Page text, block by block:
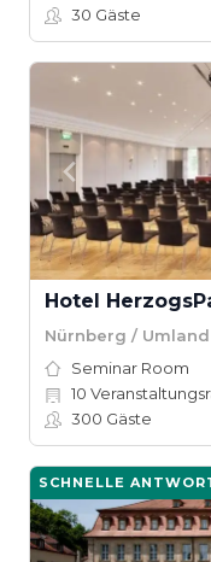
30 Gäste
Hotel
Nürnberg / Umland
Seminar Room
10
300 Gäste
SCHNELLE